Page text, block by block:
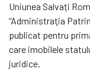
Uniunea Salvați
“Administraţia
publicat pentru
care imobilele
juridice.